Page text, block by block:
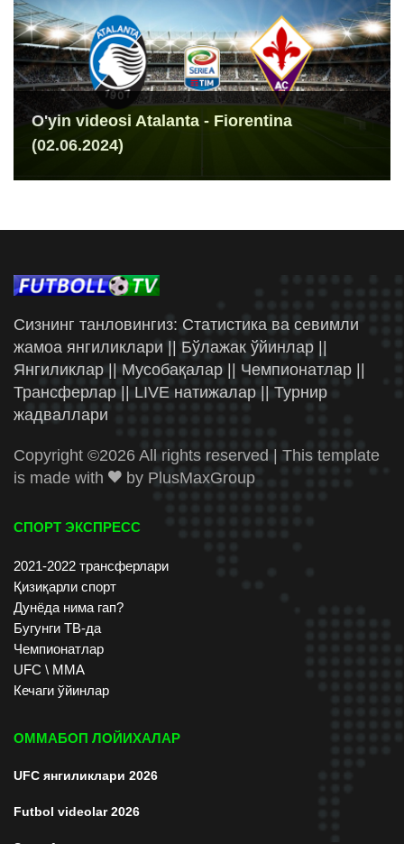
O'yin videosi Atalanta - Fiorentina
(02.06.2024)
Сизнинг танловингиз: Статистика ва севимли
жамоа янгиликлари || Бўлажак ўйинлар ||
Янгиликлар || Мусобақалар || Чемпионатлар ||
Трансферлар || LIVE натижалар || Турнир
жадваллари
Copyright ©2026 All rights reserved | This template
is made with
by PlusMaxGroup
СПОРТ ЭКСПРЕСС
2021-2022 трансферлари
Қизиқарли спорт
Дунёда нима гап?
Бугунги ТВ-да
Чемпионатлар
UFC \ ММА
Кечаги ўйинлар
ОММАБОП ЛОЙИХАЛАР
UFC янгиликлари 2026
Futbol videolar 2026